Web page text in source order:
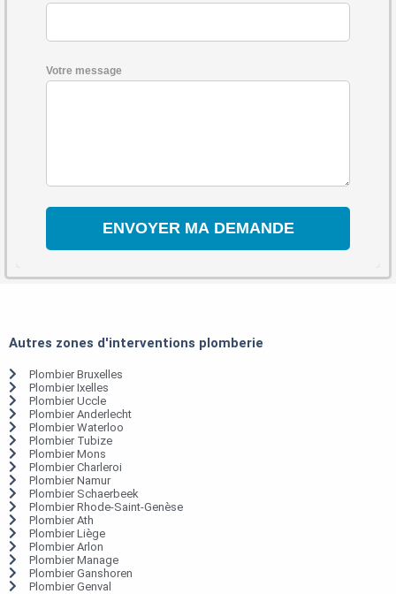
Votre message
Autres zones d'interventions plomberie
Plombier Bruxelles
Plombier Ixelles
Plombier Uccle
Plombier Anderlecht
Plombier Waterloo
Plombier Tubize
Plombier Mons
Plombier Charleroi
Plombier Namur
Plombier Schaerbeek
Plombier Rhode-Saint-Genèse
Plombier Ath
Plombier Liège
Plombier Arlon
Plombier Manage
Plombier Ganshoren
Plombier Genval